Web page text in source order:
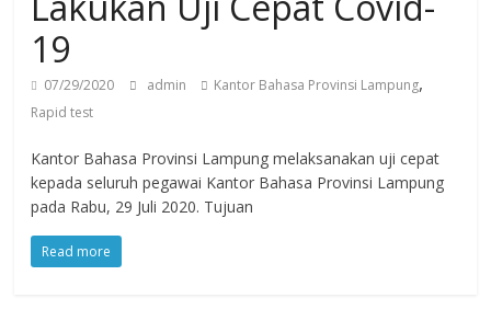
19
07/29/2020 admin Kantor Bahasa Provinsi Lampung,
Rapid test
Kantor Bahasa Provinsi Lampung melaksanakan uji cepat
kepada seluruh pegawai Kantor Bahasa Provinsi Lampung
pada Rabu, 29 Juli 2020. Tujuan
Read more